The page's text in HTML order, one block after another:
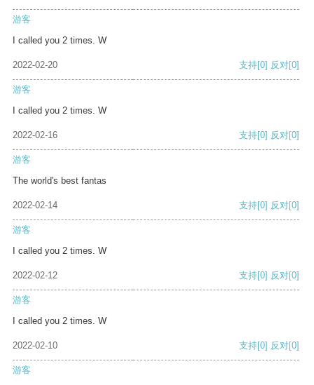
游客
I called you 2 times. W
2022-02-20 支持[0] 反对[0]
游客
I called you 2 times. W
2022-02-16 支持[0] 反对[0]
游客
The world's best fantas
2022-02-14 支持[0] 反对[0]
游客
I called you 2 times. W
2022-02-12 支持[0] 反对[0]
游客
I called you 2 times. W
2022-02-10 支持[0] 反对[0]
游客